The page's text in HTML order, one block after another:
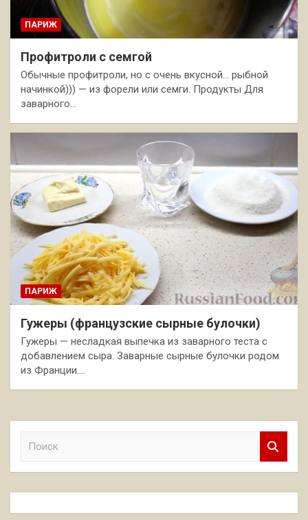
ПАРИЖ
Профитроли с семгой
Обычные профитроли, но с очень вкусной… рыбной
начинкой))) — из форели или семги. Продукты Для
заварного…
ПАРИЖ
Гужеры (французские сырные булочки)
Гужеры — несладкая выпечка из заварного теста с
добавлением сыра. Заварные сырные булочки родом
из Франции.…
к